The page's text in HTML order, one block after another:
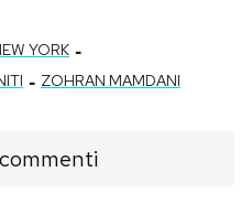
YORK -
- ZOHRAN MAMDANI